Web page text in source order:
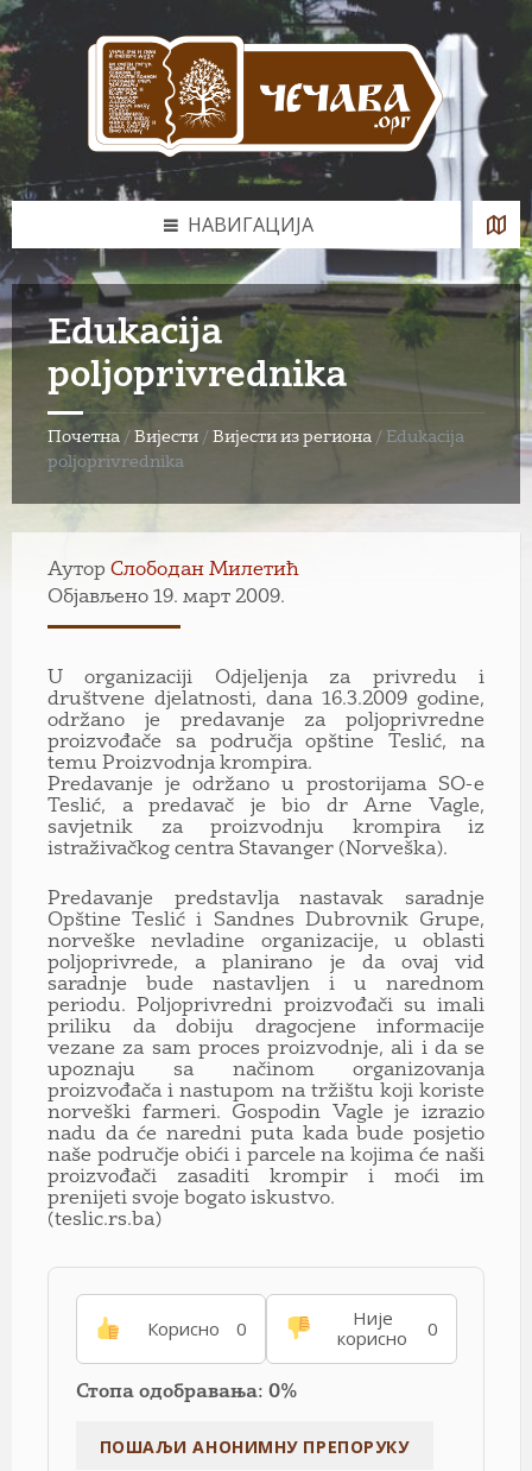
Skip
to
content
Skip
to
left
sidebar
Skip
to
footer
НАВИГАЦИЈА
Edukacija
poljoprivrednika
Почетна / Вијести / Вијести из региона / Edukacija
poljoprivrednika
Аутор Слободан Милетић
Објављено 19. март 2009.
U organizaciji Odjeljenja za privredu i
društvene djelatnosti, dana 16.3.2009 godine,
održano je predavanje za poljoprivredne
proizvođače sa područja opštine Teslić, na
temu Proizvodnja krompira.
Predavanje je održano u prostorijama SO-e
Teslić, a predavač je bio dr Arne Vagle,
savjetnik za proizvodnju krompira iz
istraživačkog centra Stavanger (Norveška).
Predavanje predstavlja nastavak saradnje
Opštine Teslić i Sandnes Dubrovnik Grupe,
norveške nevladine organizacije, u oblasti
poljoprivrede, a planirano je da ovaj vid
saradnje bude nastavljen i u narednom
periodu. Poljoprivredni proizvođači su imali
priliku da dobiju dragocjene informacije
vezane za sam proces proizvodnje, ali i da se
upoznaju sa načinom organizovanja
proizvođača i nastupom na tržištu koji koriste
norveški farmeri. Gospodin Vagle je izrazio
nadu da će naredni puta kada bude posjetio
naše područje obići i parcele na kojima će naši
proizvođači zasaditi krompir i moći im
prenijeti svoje bogato iskustvo.
(teslic.rs.ba)
Корисно 0
Није
корисно
0
Стопа одобравања: 0%